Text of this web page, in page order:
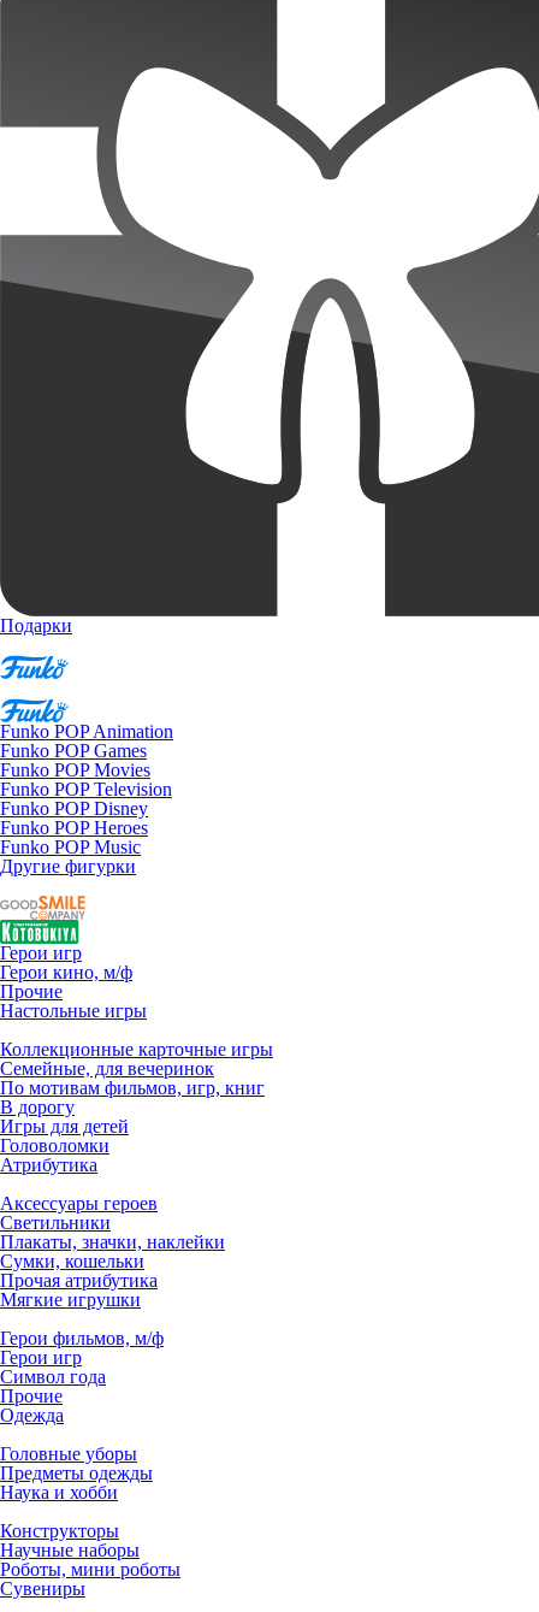
Подарки
Funko POP Animation
Funko POP Games
Funko POP Movies
Funko POP Television
Funko POP Disney
Funko POP Heroes
Funko POP Music
Другие фигурки
Герои игр
Герои кино, м/ф
Прочие
Настольные игры
Коллекционные карточные игры
Семейные, для вечеринок
По мотивам фильмов, игр, книг
В дорогу
Игры для детей
Головоломки
Атрибутика
Аксессуары героев
Светильники
Плакаты, значки, наклейки
Сумки, кошельки
Прочая атрибутика
Мягкие игрушки
Герои фильмов, м/ф
Герои игр
Символ года
Прочие
Одежда
Головные уборы
Предметы одежды
Наука и хобби
Конструкторы
Научные наборы
Роботы, мини роботы
Сувениры